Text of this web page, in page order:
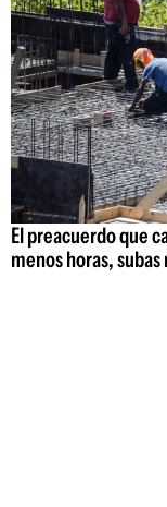
El preacuerdo que
menos horas,